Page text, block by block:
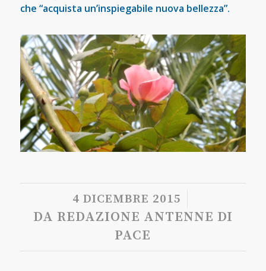
che “acquista un’inspiegabile nuova bellezza”.
4 DICEMBRE 2015
/
DA REDAZIONE ANTENNE DI
PACE